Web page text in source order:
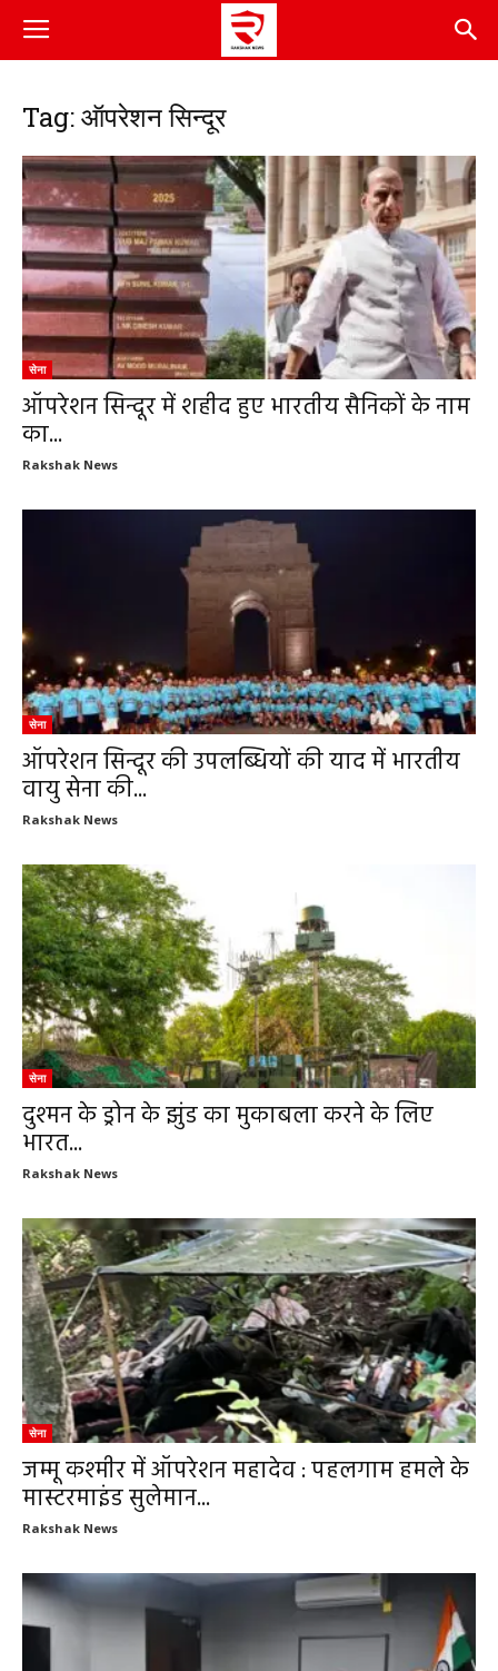
Tag: ऑपरेशन सिन्दूर
सेना
ऑपरेशन सिन्दूर में शहीद हुए भारतीय सैनिकों के नाम
का...
Rakshak News
सेना
ऑपरेशन सिन्दूर की उपलब्धियों की याद में भारतीय
वायु सेना की...
Rakshak News
सेना
दुश्मन के ड्रोन के झुंड का मुकाबला करने के लिए
भारत...
Rakshak News
सेना
जम्मू कश्मीर में ऑपरेशन महादेव : पहलगाम हमले के
मास्टरमाइंड सुलेमान...
Rakshak News